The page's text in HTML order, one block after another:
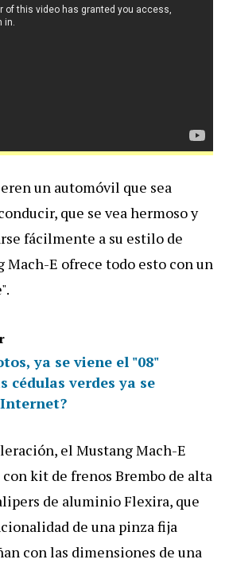
un automóvil que sea
que se vea hermoso y
fácilmente a su estilo de
Mach-E ofrece todo esto con un
ya se viene el "08"
cédulas verdes ya se
el Mustang Mach-E
kit de frenos Brembo de alta
de aluminio Flexira, que
de una pinza fija
con las dimensiones de una